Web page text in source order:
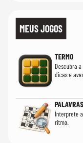
MEUS JOGOS
TERMO
Descubra
dicas e
Interprete
ritmo.